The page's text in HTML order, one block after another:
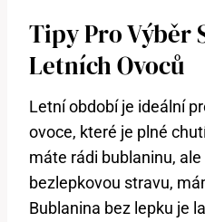
Tipy Pro Výběr
Letních Ovoců
Letní období je ideální
ovoce, které je plné
máte rádi bublaninu,
bezlepkovou stravu,
Bublanina bez lepku je